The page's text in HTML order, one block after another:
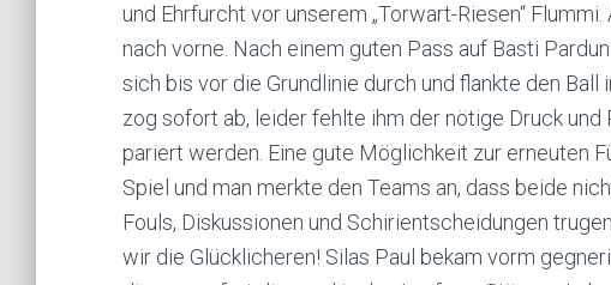
und Ehrfurcht vor unserem „Torwart-Riesen“
nach vorne. Nach einem guten Pass auf Basti
sich bis vor die Grundlinie durch und flankte den
zog sofort ab, leider fehlte ihm der nötige Druck
pariert werden. Eine gute Möglichkeit zur erneuten
Spiel und man merkte den Teams an, dass beide
Fouls, Diskussionen und Schirientscheidungen
wir die Glücklicheren! Silas Paul bekam vorm